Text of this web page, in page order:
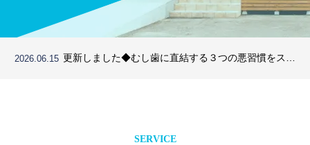
2026.05.14 更新しました◆お口の中にカビ！？口腔カンジダ症に
ご用心◆歯科治療のおはなし
2026.07.15 更新しました◆命に関わる誤嚥（ごえん）性肺炎のお
はなし◆歯科治療のおはなし
2026.06.15 更新しました◆むし歯に直結する３つの悪習慣をスト
SERVICE